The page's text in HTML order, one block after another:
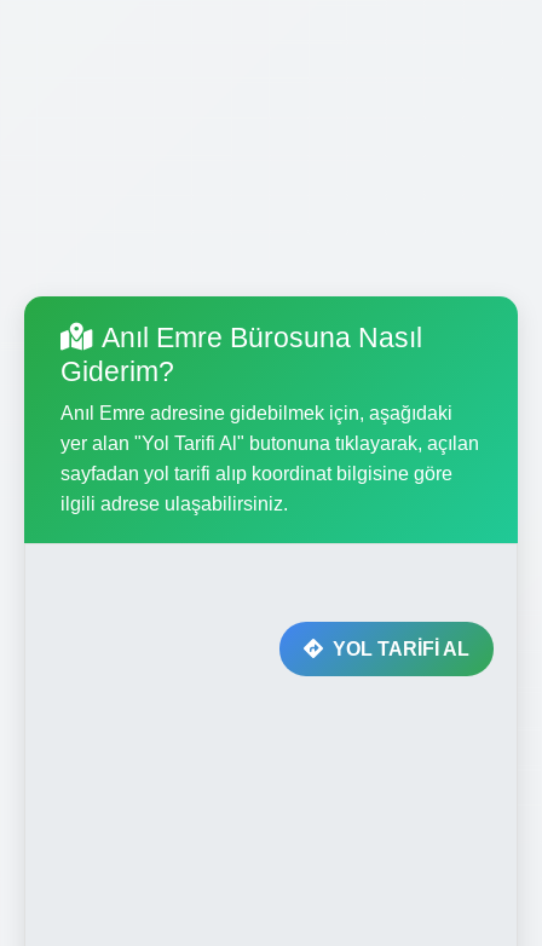
Anıl Emre Bürosuna Nasıl
Giderim?
Anıl Emre adresine gidebilmek için, aşağıdaki
yer alan "Yol Tarifi Al" butonuna tıklayarak, açılan
sayfadan yol tarifi alıp koordinat bilgisine göre
ilgili adrese ulaşabilirsiniz.
YOL TARİFİ AL